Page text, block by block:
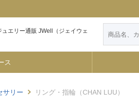
令和８
ュエリー通販 JWell（ジェイウェ
ス
サリー リング・指輪（CHAN LUU）